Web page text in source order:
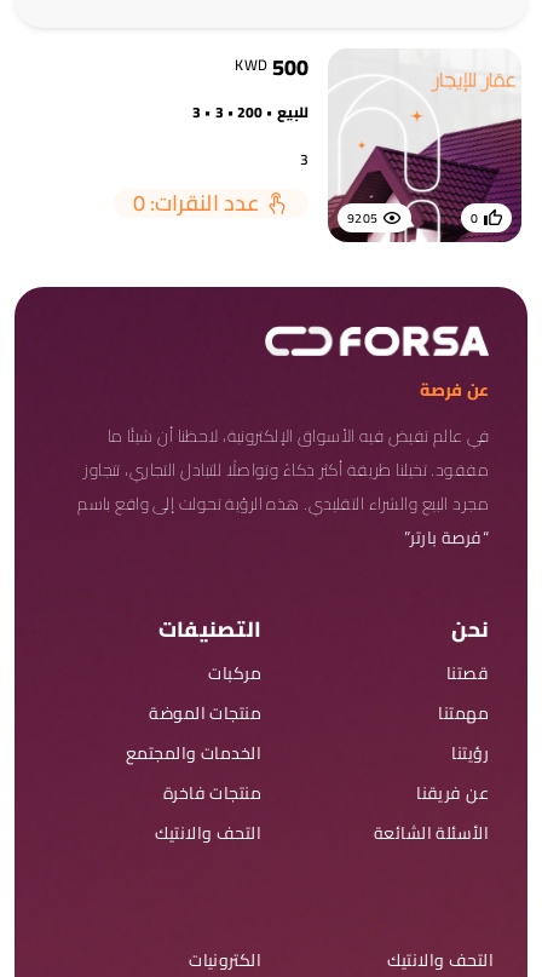
9205 0
500
KWD
للبيع • 200 • 3 • 3
3
عدد النقرات: 0
عن فرصة
في عالم تفيض فيه الأسواق الإلكترونية، لاحظنا أن شيئًا ما
مفقود. تخيلنا طريقة أكثر ذكاءً وتواصلًا للتبادل التجاري، تتجاوز
مجرد البيع والشراء التقليدي. هذه الرؤية تحولت إلى واقع باسم
“فرصة بارتر”
نحن
قصتنا
مهمتنا
رؤيتنا
عن فريقنا
الأسئلة الشائعة
التصنيفات
مركبات
منتجات الموضة
الخدمات والمجتمع
منتجات فاخرة
التحف والانتيك
التحف والانتيك
الكترونيات